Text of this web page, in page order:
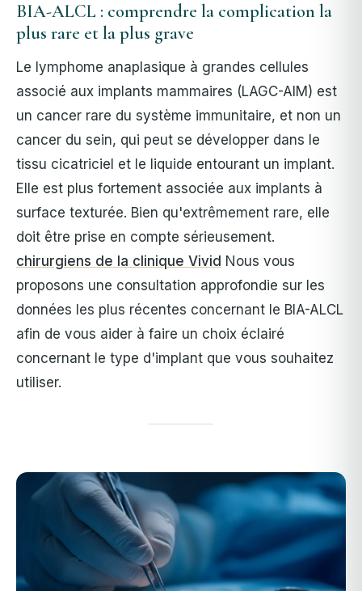
BIA-ALCL : comprendre la complication la
plus rare et la plus grave
Le lymphome anaplasique à grandes cellules
associé aux implants mammaires (LAGC-AIM) est
un cancer rare du système immunitaire, et non un
cancer du sein, qui peut se développer dans le
tissu cicatriciel et le liquide entourant un implant.
Elle est plus fortement associée aux implants à
surface texturée. Bien qu'extrêmement rare, elle
doit être prise en compte sérieusement.
chirurgiens de la clinique Vivid Nous vous
proposons une consultation approfondie sur les
données les plus récentes concernant le BIA-ALCL
afin de vous aider à faire un choix éclairé
concernant le type d'implant que vous souhaitez
utiliser.